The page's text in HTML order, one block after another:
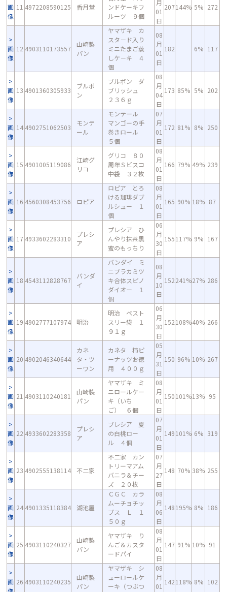
画
像
11 4972208590125 香月堂
ンドケーキフ
ルーツ ９個
月
01
日
207144% 5% 272
画
像
12 4903110173557
山崎製
パン
ヤマザキ カ
スタ－ド入り
ミニたまご蒸
しケ－キ ４
個
08
月
01
日
182 6% 117
画
像
13 4901360305933
ブルボ
ン
ブルボン ダ
ブリッシュ
２３６ｇ
08
月
04
日
173 85% 5% 202
画
像
14 4902751062503
モンテ
ール
モンテール
マンゴーの手
巻きロール
５個
07
月
01
日
172 81% 8% 250
画
像
15 4901005119086
江崎グ
リコ
グリコ ８０
周年Ｓビスコ
中袋 ３２枚
08
月
01
日
166 79% 49% 239
画
像
16 4560308453756 ロピア
ロピア とろ
ける珈琲ダブ
ルシュー １
個
08
月
01
日
165 90% 18% 87
画
像
17 4933602283310
プレシ
ア
プレシア ひ
んやり抹茶黒
蜜のもっちり
06
月
30
日
155117% 9% 167
画
像
18 4543112828767
バンダ
イ
バンダイ ミ
ニプラカミツ
キ合体スピノ
ダイオー １
個
08
月
10
日
152241%27% 286
画
像
19 4902777107974 明治
明治 ベスト
スリー袋 １
９１ｇ
06
月
30
日
152108%40% 266
画
像
20 4902046340644
カネ
タ・ツ
ーワン
カネタ 柿ピ
ーナッツお徳
用 ４００ｇ
05
月
31
日
150 96% 10% 267
画
像
21 4903110240181
山崎製
パン
ヤマザキ ミ
ニロールケー
キ（いち
ご） ６個
08
月
01
日
150101%13% 95
画
像
22 4933602283358
プレシ
ア
プレシア 夏
の白桃ロー
ル ４個
07
月
01
日
149101% 6% 319
画
像
23 4902555138114 不二家
不二家 カン
トリーマアム
バニラ＆チー
ズ ２０枚
07
月
27
日
148 70% 38% 255
画
像
24 4901335118384 湖池屋
ＣＧＣ カラ
ムーチョチッ
プス Ｌ １
５０ｇ
08
月
06
日
148195% 8% 186
画
像
25 4903110240327
山崎製
パン
ヤマザキ り
んご＆カスタ
ードパイ
08
月
01
日
147 91% 10% 91
画 26 4903110240235
山崎製
パン
ヤマザキ シ
ューロールケ
ーキ（つぶつ
08
月
01
142118% 8% 102